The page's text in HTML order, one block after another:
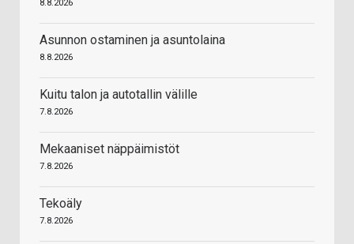
8.8.2026
Asunnon ostaminen ja asuntolaina
8.8.2026
Kuitu talon ja autotallin välille
7.8.2026
Mekaaniset näppäimistöt
7.8.2026
Tekoäly
7.8.2026